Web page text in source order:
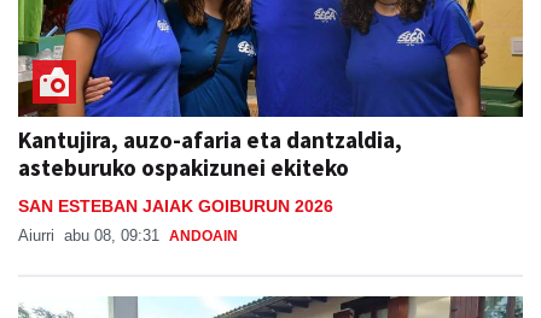
Kantujira, auzo-afaria eta dantzaldia,
asteburuko ospakizunei ekiteko
SAN ESTEBAN JAIAK GOIBURUN 2026
Aiurri abu 08, 09:31 ANDOAIN